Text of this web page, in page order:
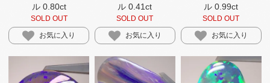
ル 0.80ct
SOLD OUT
お気に入り
ル 0.41ct
SOLD OUT
お気に入り
ル 0.99ct
SOLD OUT
お気に入り